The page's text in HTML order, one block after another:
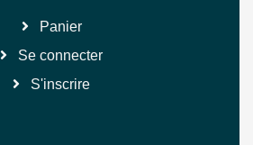
Panier
Se connecter
S'inscrire